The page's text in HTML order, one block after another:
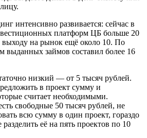
интенсивно развивается: сейчас в
платформ ЦБ больше 20
выходу на рынок ещё около 10. По
выданных займов составил более 16
низкий — от 5 тысяч рублей.
в проект сумму и
считает необходимыми.
свободные 50 тысяч рублей, не
всю сумму в один проект, гораздо
её на пять проектов по 10